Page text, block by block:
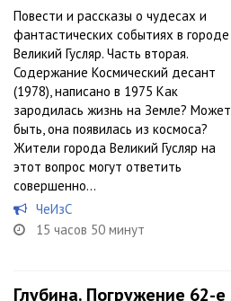
Повести и рассказы о чудесах и
фантастических событиях в городе
Великий Гусляр. Часть вторая.
Содержание Космический десант
(1978), написано в 1975 Как
зародилась жизнь на Земле? Может
быть, она появилась из космоса?
Жители города Великий Гусляр на
этот вопрос могут ответить
совершенно...
ЧеИзС
15 часов 50 минут
Глубина. Погружение 62-е